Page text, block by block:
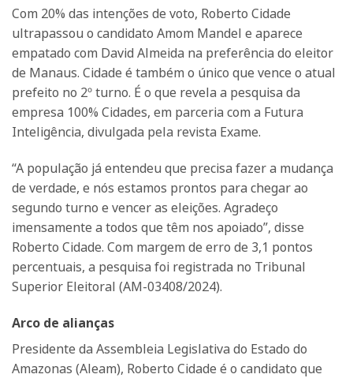
Com 20% das intenções de voto, Roberto Cidade
ultrapassou o candidato Amom Mandel e aparece
empatado com David Almeida na preferência do eleitor
de Manaus. Cidade é também o único que vence o atual
prefeito no 2º turno. É o que revela a pesquisa da
empresa 100% Cidades, em parceria com a Futura
Inteligência, divulgada pela revista Exame.
“A população já entendeu que precisa fazer a mudança
de verdade, e nós estamos prontos para chegar ao
segundo turno e vencer as eleições. Agradeço
imensamente a todos que têm nos apoiado”, disse
Roberto Cidade. Com margem de erro de 3,1 pontos
percentuais, a pesquisa foi registrada no Tribunal
Superior Eleitoral (AM-03408/2024).
Arco de alianças
Presidente da Assembleia Legislativa do Estado do
Amazonas (Aleam), Roberto Cidade é o candidato que